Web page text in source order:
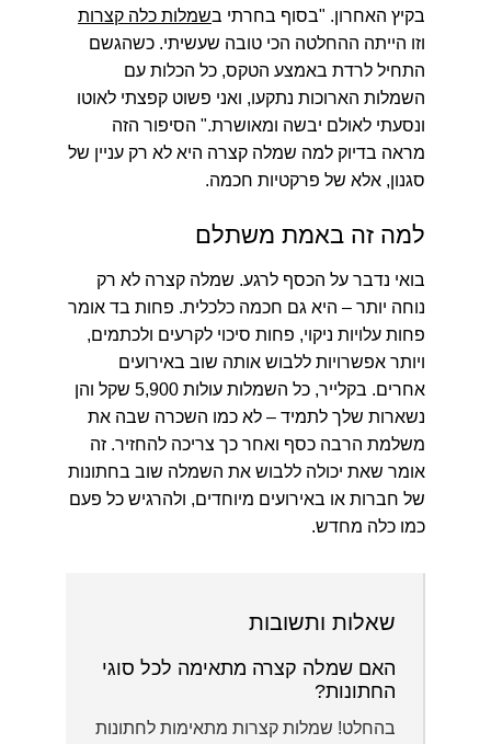
בקיץ האחרון. "בסוף בחרתי בשמלות כלה קצרות
וזו הייתה ההחלטה הכי טובה שעשיתי. כשהגשם
התחיל לרדת באמצע הטקס, כל הכלות עם
השמלות הארוכות נתקעו, ואני פשוט קפצתי לאוטו
ונסעתי לאולם יבשה ומאושרת." הסיפור הזה
מראה בדיוק למה שמלה קצרה היא לא רק עניין של
סגנון, אלא של פרקטיות חכמה.
למה זה באמת משתלם
בואי נדבר על הכסף לרגע. שמלה קצרה לא רק
נוחה יותר – היא גם חכמה כלכלית. פחות בד אומר
פחות עלויות ניקוי, פחות סיכוי לקרעים ולכתמים,
ויותר אפשרויות ללבוש אותה שוב באירועים
אחרים. בקלייר, כל השמלות עולות 5,900 שקל והן
נשארות שלך לתמיד – לא כמו השכרה שבה את
משלמת הרבה כסף ואחר כך צריכה להחזיר. זה
אומר שאת יכולה ללבוש את השמלה שוב בחתונות
של חברות או באירועים מיוחדים, ולהרגיש כל פעם
כמו כלה מחדש.
שאלות ותשובות
האם שמלה קצרה מתאימה לכל סוגי
החתונות?
בהחלט! שמלות קצרות מתאימות לחתונות